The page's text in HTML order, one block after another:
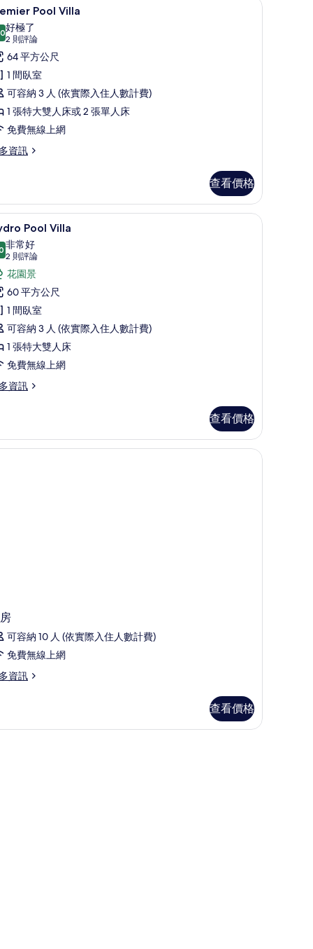
7 Pool Villa
分，滿分 10 分
好極了
2 則評論
(2
則
評
論)
64 平方公尺
1 間臥室
可容納 3 人 (依實際入住人數計費)
1 張特大雙人床或 2 張單人床
免費無線上網
資訊
查看價格
床墊、客房內保險箱、書桌
8 Pool Villa
分，滿分 10 分
非常好
2 則評論
(2
則
評
論)
花園景
60 平方公尺
1 間臥室
可容納 3 人 (依實際入住人數計費)
1 張特大雙人床
免費無線上網
資訊
查看價格
可容納 10 人 (依實際入住人數計費)
免費無線上網
資訊
查看價格